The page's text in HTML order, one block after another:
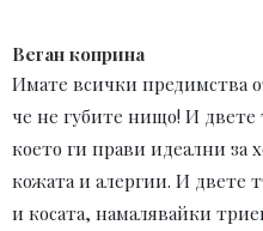
Веган коприна
Имате всички предимства
че не губите нищо! И двете
което ги прави идеални за
кожата и алергии. И двете
и косата, намалявайки